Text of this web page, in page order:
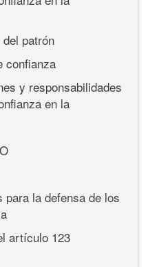
patrón
confianza
y responsabilidades
en la
la defensa de los
artículo 123